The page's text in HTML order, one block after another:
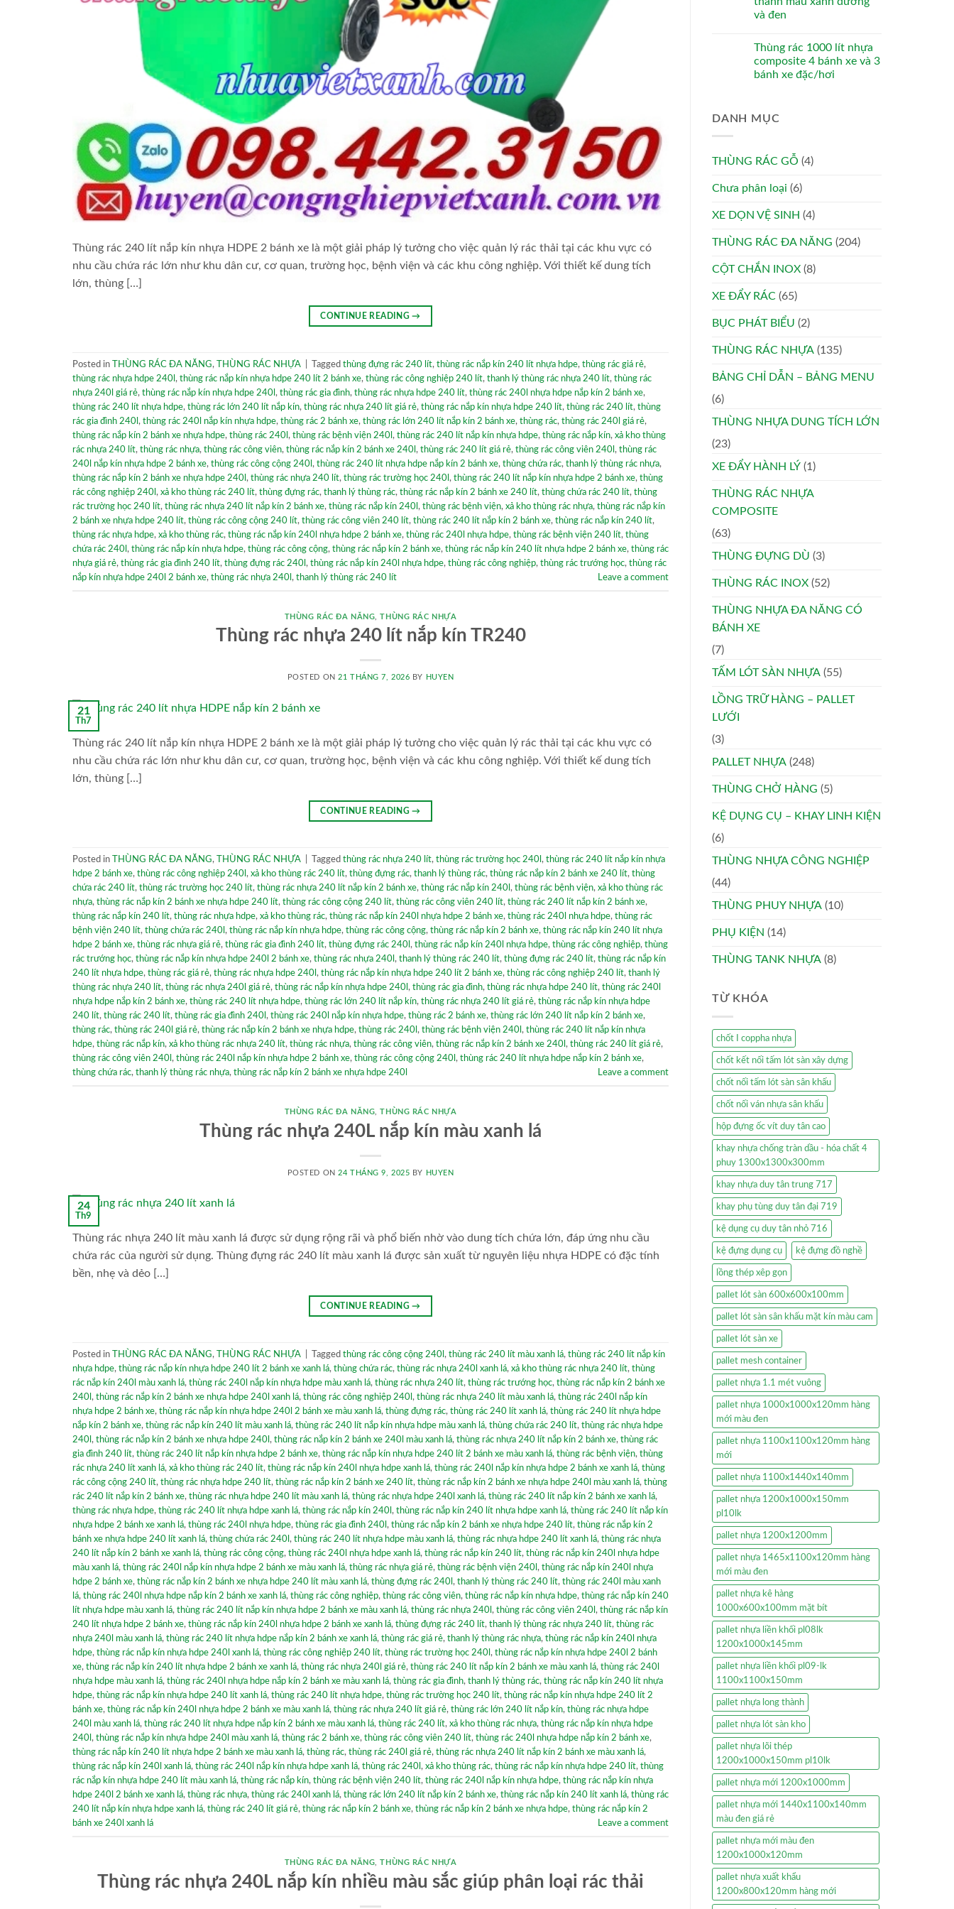
Thùng rác 240 lít nắp kín nhựa HDPE 2 bánh xe là một giải pháp lý tưởng cho việc quản lý rác thải tại các khu vực có
nhu cầu chứa rác lớn như khu dân cư, cơ quan, trường học, bệnh viện và các khu công nghiệp. Với thiết kế dung tích
lớn, thùng […]
CONTINUE READING→
Posted in THÙNG RÁC ĐA NĂNG, THÙNG RÁC NHỰA Tagged thùng đựng rác 240 lít, thùng rác nắp kín 240 lít nhựa hdpe, thùng rác giá rẻ,
thùng rác nhựa hdpe 240l , thùng rác nắp kín nhựa hdpe 240 lít 2 bánh xe, thùng rác công nghiệp 240 lít, thanh lý thùng rác nhựa 240 lít, thùng rác
nhựa 240l giá rẻ, thùng rác nắp kín nhựa hdpe 240l , thùng rác gia đình, thùng rác nhựa hdpe 240 lít, thùng rác 240l nhựa hdpe nắp kín 2 bánh xe,
thùng rác 240 lít nhựa hdpe, thùng rác lớn 240 lít nắp kín, thùng rác nhựa 240 lít giá rẻ, thùng rác nắp kín nhựa hdpe 240 lít, thùng rác 240 lít, thùng
rác gia đình 240l , thùng rác 240l nắp kín nhựa hdpe, thùng rác 2 bánh xe, thùng rác lớn 240 lít nắp kín 2 bánh xe, thùng rác, thùng rác 240l giá rẻ,
thùng rác nắp kín 2 bánh xe nhựa hdpe, thùng rác 240l , thùng rác bệnh viện 240l , thùng rác 240 lít nắp kín nhựa hdpe, thùng rác nắp kín, xả kho thùng
rác nhựa 240 lít, thùng rác nhựa, thùng rác công viên, thùng rác nắp kín 2 bánh xe 240l , thùng rác 240 lít giá rẻ, thùng rác công viên 240l , thùng rác
240l nắp kín nhựa hdpe 2 bánh xe, thùng rác công cộng 240l , thùng rác 240 lít nhựa hdpe nắp kín 2 bánh xe, thùng chứa rác, thanh lý thùng rác nhựa,
thùng rác nắp kín 2 bánh xe nhựa hdpe 240l , thùng rác nhựa 240 lít, thùng rác trường học 240l , thùng rác 240 lít nắp kín nhựa hdpe 2 bánh xe, thùng
rác công nghiệp 240l , xả kho thùng rác 240 lít, thùng đựng rác, thanh lý thùng rác, thùng rác nắp kín 2 bánh xe 240 lít, thùng chứa rác 240 lít, thùng
rác trường học 240 lít, thùng rác nhựa 240 lít nắp kín 2 bánh xe, thùng rác nắp kín 240l , thùng rác bệnh viện, xả kho thùng rác nhựa, thùng rác nắp kín
2 bánh xe nhựa hdpe 240 lít, thùng rác công cộng 240 lít, thùng rác công viên 240 lít, thùng rác 240 lít nắp kín 2 bánh xe, thùng rác nắp kín 240 lít,
thùng rác nhựa hdpe, xả kho thùng rác, thùng rác nắp kín 240l nhựa hdpe 2 bánh xe, thùng rác 240l nhựa hdpe, thùng rác bệnh viện 240 lít, thùng
chứa rác 240l , thùng rác nắp kín nhựa hdpe, thùng rác công cộng, thùng rác nắp kín 2 bánh xe, thùng rác nắp kín 240 lít nhựa hdpe 2 bánh xe, thùng rác
nhựa giá rẻ, thùng rác gia đình 240 lít, thùng đựng rác 240l , thùng rác nắp kín 240l nhựa hdpe, thùng rác công nghiệp, thùng rác trướng học, thùng rác
nắp kín nhựa hdpe 240l 2 bánh xe, thùng rác nhựa 240l , thanh lý thùng rác 240 lít Leave a comment
THÙNG RÁC ĐA NĂNG ,THÙNG RÁC NHỰA
Thùng rác nhựa 240 lít nắp kín TR240
POSTED ON21 THÁNG 7, 2026 BY HUYEN
21
Th7
Thùng rác 240 lít nắp kín nhựa HDPE 2 bánh xe là một giải pháp lý tưởng cho việc quản lý rác thải tại các khu vực có
nhu cầu chứa rác lớn như khu dân cư, cơ quan, trường học, bệnh viện và các khu công nghiệp. Với thiết kế dung tích
lớn, thùng […]
CONTINUE READING→
Posted in THÙNG RÁC ĐA NĂNG, THÙNG RÁC NHỰA Tagged thùng rác nhựa 240 lít, thùng rác trường học 240l , thùng rác 240 lít nắp kín nhựa
hdpe 2 bánh xe, thùng rác công nghiệp 240l , xả kho thùng rác 240 lít, thùng đựng rác, thanh lý thùng rác, thùng rác nắp kín 2 bánh xe 240 lít, thùng
chứa rác 240 lít, thùng rác trường học 240 lít, thùng rác nhựa 240 lít nắp kín 2 bánh xe, thùng rác nắp kín 240l , thùng rác bệnh viện, xả kho thùng rác
nhựa, thùng rác nắp kín 2 bánh xe nhựa hdpe 240 lít, thùng rác công cộng 240 lít, thùng rác công viên 240 lít, thùng rác 240 lít nắp kín 2 bánh xe,
thùng rác nắp kín 240 lít, thùng rác nhựa hdpe, xả kho thùng rác, thùng rác nắp kín 240l nhựa hdpe 2 bánh xe, thùng rác 240l nhựa hdpe, thùng rác
bệnh viện 240 lít, thùng chứa rác 240l , thùng rác nắp kín nhựa hdpe, thùng rác công cộng, thùng rác nắp kín 2 bánh xe, thùng rác nắp kín 240 lít nhựa
hdpe 2 bánh xe, thùng rác nhựa giá rẻ, thùng rác gia đình 240 lít, thùng đựng rác 240l , thùng rác nắp kín 240l nhựa hdpe, thùng rác công nghiệp, thùng
rác trướng học, thùng rác nắp kín nhựa hdpe 240l 2 bánh xe, thùng rác nhựa 240l , thanh lý thùng rác 240 lít, thùng đựng rác 240 lít, thùng rác nắp kín
240 lít nhựa hdpe, thùng rác giá rẻ, thùng rác nhựa hdpe 240l , thùng rác nắp kín nhựa hdpe 240 lít 2 bánh xe, thùng rác công nghiệp 240 lít, thanh lý
thùng rác nhựa 240 lít, thùng rác nhựa 240l giá rẻ, thùng rác nắp kín nhựa hdpe 240l , thùng rác gia đình, thùng rác nhựa hdpe 240 lít, thùng rác 240l
nhựa hdpe nắp kín 2 bánh xe, thùng rác 240 lít nhựa hdpe, thùng rác lớn 240 lít nắp kín, thùng rác nhựa 240 lít giá rẻ, thùng rác nắp kín nhựa hdpe
240 lít, thùng rác 240 lít, thùng rác gia đình 240l , thùng rác 240l nắp kín nhựa hdpe, thùng rác 2 bánh xe, thùng rác lớn 240 lít nắp kín 2 bánh xe,
thùng rác, thùng rác 240l giá rẻ, thùng rác nắp kín 2 bánh xe nhựa hdpe, thùng rác 240l , thùng rác bệnh viện 240l , thùng rác 240 lít nắp kín nhựa
hdpe, thùng rác nắp kín, xả kho thùng rác nhựa 240 lít, thùng rác nhựa, thùng rác công viên, thùng rác nắp kín 2 bánh xe 240l , thùng rác 240 lít giá rẻ,
thùng rác công viên 240l , thùng rác 240l nắp kín nhựa hdpe 2 bánh xe, thùng rác công cộng 240l , thùng rác 240 lít nhựa hdpe nắp kín 2 bánh xe,
thùng chứa rác, thanh lý thùng rác nhựa, thùng rác nắp kín 2 bánh xe nhựa hdpe 240l Leave a comment
THÙNG RÁC ĐA NĂNG ,THÙNG RÁC NHỰA
Thùng rác nhựa 240L nắp kín màu xanh lá
POSTED ON24 THÁNG 9, 2025 BY HUYEN
24
Th9
Thùng rác nhựa 240 lít màu xanh lá được sử dụng rộng rãi và phổ biến nhờ vào dung tích chứa lớn, đáp ứng nhu cầu
chứa rác của người sử dụng. Thùng đựng rác 240 lít màu xanh lá được sản xuất từ nguyên liệu nhựa HDPE có đặc tính
bền, nhẹ và dẻo […]
CONTINUE READING→
Posted in THÙNG RÁC ĐA NĂNG, THÙNG RÁC NHỰA Tagged thùng rác công cộng 240l , thùng rác 240 lít màu xanh lá, thùng rác 240 lít nắp kín
nhựa hdpe, thùng rác nắp kín nhựa hdpe 240 lít 2 bánh xe xanh lá, thùng chứa rác, thùng rác nhựa 240l xanh lá, xả kho thùng rác nhựa 240 lít, thùng
rác nắp kín 240l màu xanh lá, thùng rác 240l nắp kín nhựa hdpe màu xanh lá, thùng rác nhựa 240 lít, thùng rác trướng học, thùng rác nắp kín 2 bánh xe
240l , thùng rác nắp kín 2 bánh xe nhựa hdpe 240l xanh lá, thùng rác công nghiệp 240l , thùng rác nhựa 240 lít màu xanh lá, thùng rác 240l nắp kín
nhựa hdpe 2 bánh xe, thùng rác nắp kín nhựa hdpe 240l 2 bánh xe màu xanh lá, thùng đựng rác, thùng rác 240 lít xanh lá, thùng rác 240 lít nhựa hdpe
nắp kín 2 bánh xe, thùng rác nắp kín 240 lít màu xanh lá, thùng rác 240 lít nắp kín nhựa hdpe màu xanh lá, thùng chứa rác 240 lít, thùng rác nhựa hdpe
240l , thùng rác nắp kín 2 bánh xe nhựa hdpe 240l , thùng rác nắp kín 2 bánh xe 240l màu xanh lá, thùng rác nhựa 240 lít nắp kín 2 bánh xe, thùng rác
gia đình 240 lít, thùng rác 240 lít nắp kín nhựa hdpe 2 bánh xe, thùng rác nắp kín nhựa hdpe 240 lít 2 bánh xe màu xanh lá, thùng rác bệnh viện, thùng
rác nhựa 240 lít xanh lá, xả kho thùng rác 240 lít, thùng rác nắp kín 240l nhựa hdpe xanh lá, thùng rác 240l nắp kín nhựa hdpe 2 bánh xe xanh lá, thùng
rác công cộng 240 lít, thùng rác nhựa hdpe 240 lít, thùng rác nắp kín 2 bánh xe 240 lít, thùng rác nắp kín 2 bánh xe nhựa hdpe 240l màu xanh lá, thùng
rác 240 lít nắp kín 2 bánh xe, thùng rác nhựa hdpe 240 lít màu xanh lá, thùng rác nhựa hdpe 240l xanh lá, thùng rác 240 lít nắp kín 2 bánh xe xanh lá,
thùng rác nhựa hdpe, thùng rác 240 lít nhựa hdpe xanh lá, thùng rác nắp kín 240l , thùng rác nắp kín 240 lít nhựa hdpe xanh lá, thùng rác 240 lít nắp kín
nhựa hdpe 2 bánh xe xanh lá, thùng rác 240l nhựa hdpe, thùng rác gia đình 240l , thùng rác nắp kín 2 bánh xe nhựa hdpe 240 lít, thùng rác nắp kín 2
bánh xe nhựa hdpe 240 lít xanh lá, thùng chứa rác 240l , thùng rác 240 lít nhựa hdpe màu xanh lá, thùng rác nhựa hdpe 240 lít xanh lá, thùng rác nhựa
240 lít nắp kín 2 bánh xe xanh lá, thùng rác công cộng, thùng rác 240l nhựa hdpe xanh lá, thùng rác nắp kín 240 lít, thùng rác nắp kín 240l nhựa hdpe
màu xanh lá, thùng rác 240l nắp kín nhựa hdpe 2 bánh xe màu xanh lá, thùng rác nhựa giá rẻ, thùng rác bệnh viện 240l , thùng rác nắp kín 240l nhựa
hdpe 2 bánh xe, thùng rác nắp kín 2 bánh xe nhựa hdpe 240 lít màu xanh lá, thùng đựng rác 240l , thanh lý thùng rác 240 lít, thùng rác 240l màu xanh
lá, thùng rác 240l nhựa hdpe nắp kín 2 bánh xe xanh lá, thùng rác công nghiệp, thùng rác công viên, thùng rác nắp kín nhựa hdpe, thùng rác nắp kín 240
lít nhựa hdpe màu xanh lá, thùng rác 240 lít nắp kín nhựa hdpe 2 bánh xe màu xanh lá, thùng rác nhựa 240l , thùng rác công viên 240l , thùng rác nắp kín
240 lít nhựa hdpe 2 bánh xe, thùng rác nắp kín 240l nhựa hdpe 2 bánh xe xanh lá, thùng đựng rác 240 lít, thanh lý thùng rác nhựa 240 lít, thùng rác
nhựa 240l màu xanh lá, thùng rác 240 lít nhựa hdpe nắp kín 2 bánh xe xanh lá, thùng rác giá rẻ, thanh lý thùng rác nhựa, thùng rác nắp kín 240l nhựa
hdpe, thùng rác nắp kín nhựa hdpe 240l xanh lá, thùng rác công nghiệp 240 lít, thùng rác trường học 240l , thùng rác nắp kín nhựa hdpe 240l 2 bánh
xe, thùng rác nắp kín 240 lít nhựa hdpe 2 bánh xe xanh lá, thùng rác nhựa 240l giá rẻ, thùng rác 240 lít nắp kín 2 bánh xe màu xanh lá, thùng rác 240l
nhựa hdpe màu xanh lá, thùng rác 240l nhựa hdpe nắp kín 2 bánh xe màu xanh lá, thùng rác gia đình, thanh lý thùng rác, thùng rác nắp kín 240 lít nhựa
hdpe, thùng rác nắp kín nhựa hdpe 240 lít xanh lá, thùng rác 240 lít nhựa hdpe, thùng rác trường học 240 lít, thùng rác nắp kín nhựa hdpe 240 lít 2
bánh xe, thùng rác nắp kín 240l nhựa hdpe 2 bánh xe màu xanh lá, thùng rác nhựa 240 lít giá rẻ, thùng rác lớn 240 lít nắp kín, thùng rác nhựa hdpe
240l màu xanh lá, thùng rác 240 lít nhựa hdpe nắp kín 2 bánh xe màu xanh lá, thùng rác 240 lít, xả kho thùng rác nhựa, thùng rác nắp kín nhựa hdpe
240l , thùng rác nắp kín nhựa hdpe 240l màu xanh lá, thùng rác 2 bánh xe, thùng rác công viên 240 lít, thùng rác 240l nhựa hdpe nắp kín 2 bánh xe,
thùng rác nắp kín 240 lít nhựa hdpe 2 bánh xe màu xanh lá, thùng rác, thùng rác 240l giá rẻ, thùng rác nhựa 240 lít nắp kín 2 bánh xe màu xanh lá,
thùng rác nắp kín 240l xanh lá, thùng rác 240l nắp kín nhựa hdpe xanh lá, thùng rác 240l , xả kho thùng rác, thùng rác nắp kín nhựa hdpe 240 lít, thùng
rác nắp kín nhựa hdpe 240 lít màu xanh lá, thùng rác nắp kín, thùng rác bệnh viện 240 lít, thùng rác 240l nắp kín nhựa hdpe, thùng rác nắp kín nhựa
hdpe 240l 2 bánh xe xanh lá, thùng rác nhựa, thùng rác 240l xanh lá, thùng rác lớn 240 lít nắp kín 2 bánh xe, thùng rác nắp kín 240 lít xanh lá, thùng rác
240 lít nắp kín nhựa hdpe xanh lá, thùng rác 240 lít giá rẻ, thùng rác nắp kín 2 bánh xe, thùng rác nắp kín 2 bánh xe nhựa hdpe, thùng rác nắp kín 2
bánh xe 240l xanh lá
Leave a comment
THÙNG RÁC ĐA NĂNG ,THÙNG RÁC NHỰA
Thùng rác nhựa 240L nắp kín nhiều màu sắc giúp phân loại rác thải
và đen
Thùng rác 1000 lít nhựa
composite 4 bánh xe và 3
bánh xe đặc/hơi
DANH MỤC
THÙNG RÁC GỖ (4)
Chưa phân loại (6)
XE DỌN VỆ SINH (4)
THÙNG RÁC ĐA NĂNG (204)
CỘT CHẮN INOX (8)
XE ĐẨY RÁC (65)
BỤC PHÁT BIỂU (2)
THÙNG RÁC NHỰA (135)
BẢNG CHỈ DẪN – BẢNG MENU
(6)
THÙNG NHỰA DUNG TÍCH LỚN
(23)
XE ĐẨY HÀNH LÝ (1)
THÙNG RÁC NHỰA
COMPOSITE
(63)
THÙNG ĐỰNG DÙ (3)
THÙNG RÁC INOX (52)
THÙNG NHỰA ĐA NĂNG CÓ
BÁNH XE
(7)
TẤM LÓT SÀN NHỰA (55)
LỒNG TRỮ HÀNG – PALLET
LƯỚI
(3)
PALLET NHỰA (248)
THÙNG CHỞ HÀNG (5)
KỆ DỤNG CỤ – KHAY LINH KIỆN
(6)
THÙNG NHỰA CÔNG NGHIỆP
(44)
THÙNG PHUY NHỰA (10)
PHỤ KIỆN (14)
THÙNG TANK NHỰA (8)
TỪ KHÓA
chốt I coppha nhựa
chốt kết nối tấm lót sàn xây dựng
chốt nối tấm lót sàn sân khấu
chốt nối ván nhựa sân khấu
hộp đựng ốc vít duy tân cao
khay nhựa chống tràn dầu - hóa chất 4
phuy 1300x1300x300mm
khay nhựa duy tân trung 717
khay phụ tùng duy tân đại 719
kệ dụng cụ duy tân nhỏ 716
kệ đựng dụng cụ kệ đựng đồ nghề
lồng thép xêp gọn
pallet lót sàn 600x600x100mm
pallet lót sàn sân khấu mặt kín màu cam
pallet lót sàn xe
pallet mesh container
pallet nhựa 1.1 mét vuông
pallet nhựa 1000x1000x120mm hàng
mới màu đen
pallet nhựa 1100x1100x120mm hàng
mới
pallet nhựa 1100x1440x140mm
pallet nhựa 1200x1000x150mm
pl10lk
pallet nhựa 1200x1200mm
pallet nhựa 1465x1100x120mm hàng
mới màu đen
pallet nhựa kê hàng
1000x600x100mm mặt bít
pallet nhựa liền khối pl08lk
1200x1000x145mm
pallet nhựa liền khối pl09-lk
1100x1100x150mm
pallet nhựa long thành
pallet nhựa lót sàn kho
pallet nhựa lõi thép
1200x1000x150mm pl10lk
pallet nhựa mới 1200x1000mm
pallet nhựa mới 1440x1100x140mm
màu đen giá rẻ
pallet nhựa mới màu đen
1200x1000x120mm
pallet nhựa xuất khẩu
1200x800x120mm hàng mới